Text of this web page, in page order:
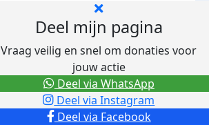
Deel mijn pagina
Vraag veilig en snel om donaties voor
jouw actie
Deel via Facebook
Deel via Instagram
Deel via WhatsApp